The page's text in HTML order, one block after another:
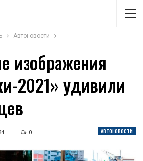
Автоновости
изображения
2021» удивили
АВТОНОВОСТИ
0